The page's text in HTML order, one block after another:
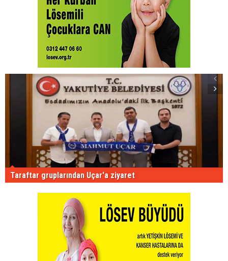
Taraftar gruplarından Uçar'a ziyaret